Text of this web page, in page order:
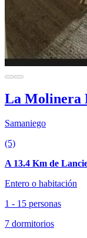
La Molinera
Samaniego
(5)
A 13.4 Km de
Entero o habitación
1 - 15 personas
7 dormitorios